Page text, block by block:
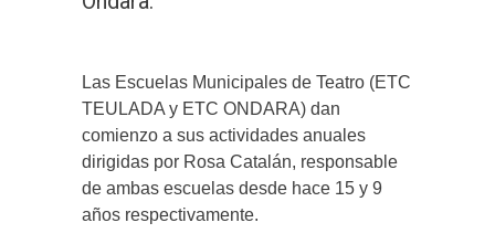
Las Escuelas Municipales de Teatro (ETC
TEULADA y ETC ONDARA) dan
comienzo a sus actividades anuales
dirigidas por Rosa Catalán, responsable
de ambas escuelas desde hace 15 y 9
años respectivamente.